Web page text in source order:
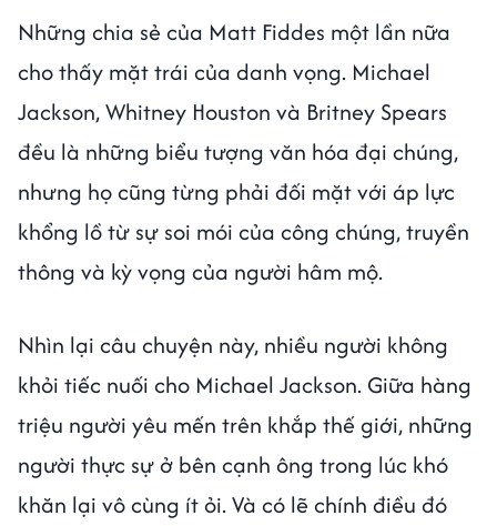
Những chia sẻ của Matt Fiddes một lần nữa
cho thấy mặt trái của danh vọng. Michael
Jackson, Whitney Houston và Britney Spears
đều là những biểu tượng văn hóa đại chúng,
nhưng họ cũng từng phải đối mặt với áp lực
khổng lồ từ sự soi mói của công chúng, truyền
thông và kỳ vọng của người hâm mộ.
Nhìn lại câu chuyện này, nhiều người không
khỏi tiếc nuối cho Michael Jackson. Giữa hàng
triệu người yêu mến trên khắp thế giới, những
người thực sự ở bên cạnh ông trong lúc khó
khăn lại vô cùng ít ỏi. Và có lẽ chính điều đó